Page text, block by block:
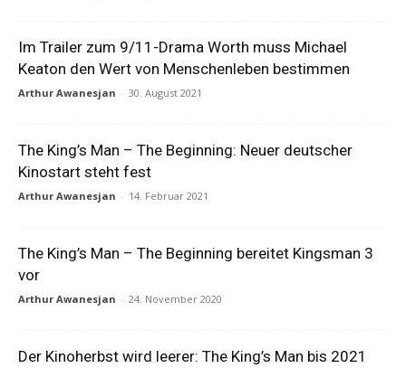
Im Trailer zum 9/11-Drama Worth muss Michael
Keaton den Wert von Menschenleben bestimmen
Arthur Awanesjan - 30. August 2021
The King’s Man – The Beginning: Neuer deutscher
Kinostart steht fest
Arthur Awanesjan - 14. Februar 2021
The King’s Man – The Beginning bereitet Kingsman 3
vor
Arthur Awanesjan - 24. November 2020
Der Kinoherbst wird leerer: The King’s Man bis 2021